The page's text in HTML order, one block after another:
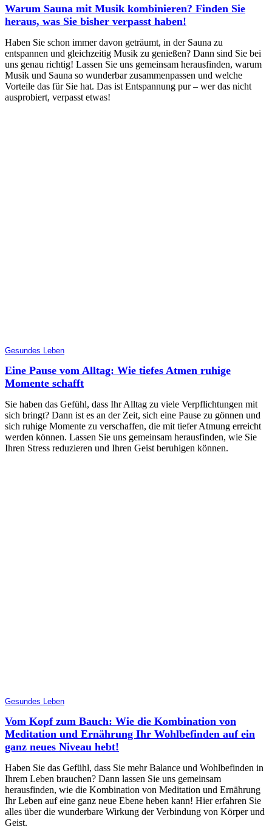
Warum Sauna mit Musik kombinieren? Finden Sie
heraus, was Sie bisher verpasst haben!
Haben Sie schon immer davon geträumt, in der Sauna zu
entspannen und gleichzeitig Musik zu genießen? Dann sind Sie bei
uns genau richtig! Lassen Sie uns gemeinsam herausfinden, warum
Musik und Sauna so wunderbar zusammenpassen und welche
Vorteile das für Sie hat. Das ist Entspannung pur – wer das nicht
ausprobiert, verpasst etwas!
Gesundes Leben
Eine Pause vom Alltag: Wie tiefes Atmen ruhige
Momente schafft
Sie haben das Gefühl, dass Ihr Alltag zu viele Verpflichtungen mit
sich bringt? Dann ist es an der Zeit, sich eine Pause zu gönnen und
sich ruhige Momente zu verschaffen, die mit tiefer Atmung erreicht
werden können. Lassen Sie uns gemeinsam herausfinden, wie Sie
Ihren Stress reduzieren und Ihren Geist beruhigen können.
Gesundes Leben
Vom Kopf zum Bauch: Wie die Kombination von
Meditation und Ernährung Ihr Wohlbefinden auf ein
ganz neues Niveau hebt!
Haben Sie das Gefühl, dass Sie mehr Balance und Wohlbefinden in
Ihrem Leben brauchen? Dann lassen Sie uns gemeinsam
herausfinden, wie die Kombination von Meditation und Ernährung
Ihr Leben auf eine ganz neue Ebene heben kann! Hier erfahren Sie
alles über die wunderbare Wirkung der Verbindung von Körper und
Geist.